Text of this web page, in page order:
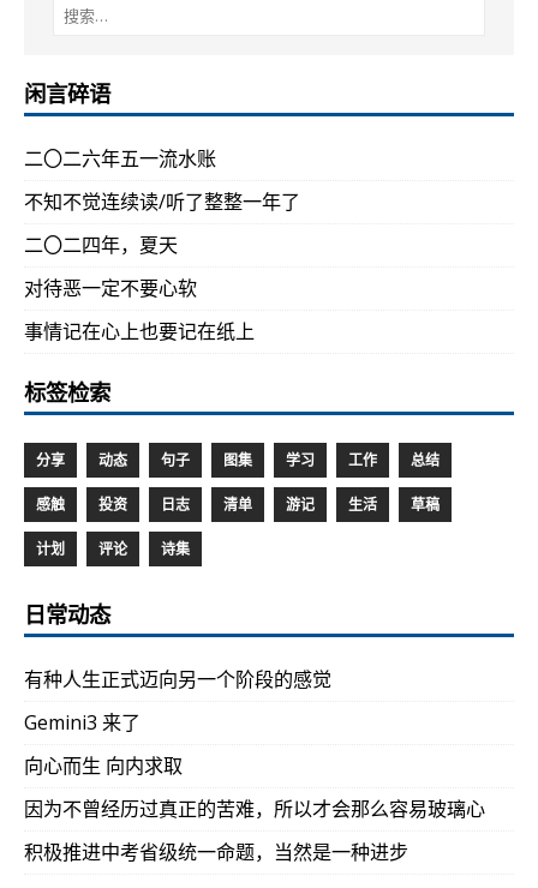
闲言碎语
二〇二六年五一流水账
不知不觉连续读/听了整整一年了
二〇二四年，夏天
对待恶一定不要心软
事情记在心上也要记在纸上
标签检索
分享 动态 句子 图集 学习 工作 总结
感触 投资 日志 清单 游记 生活 草稿
计划 评论 诗集
日常动态
有种人生正式迈向另一个阶段的感觉
Gemini3 来了
向心而生 向内求取
因为不曾经历过真正的苦难，所以才会那么容易玻璃心
积极推进中考省级统一命题，当然是一种进步